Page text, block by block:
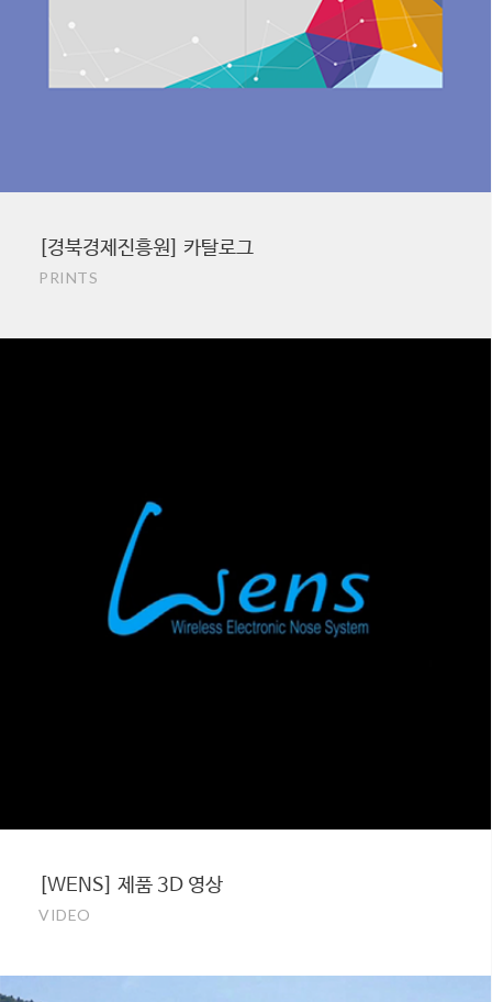
[경북경제진흥원] 카탈로그
PRINTS
[WENS] 제품 3D 영상
VIDEO